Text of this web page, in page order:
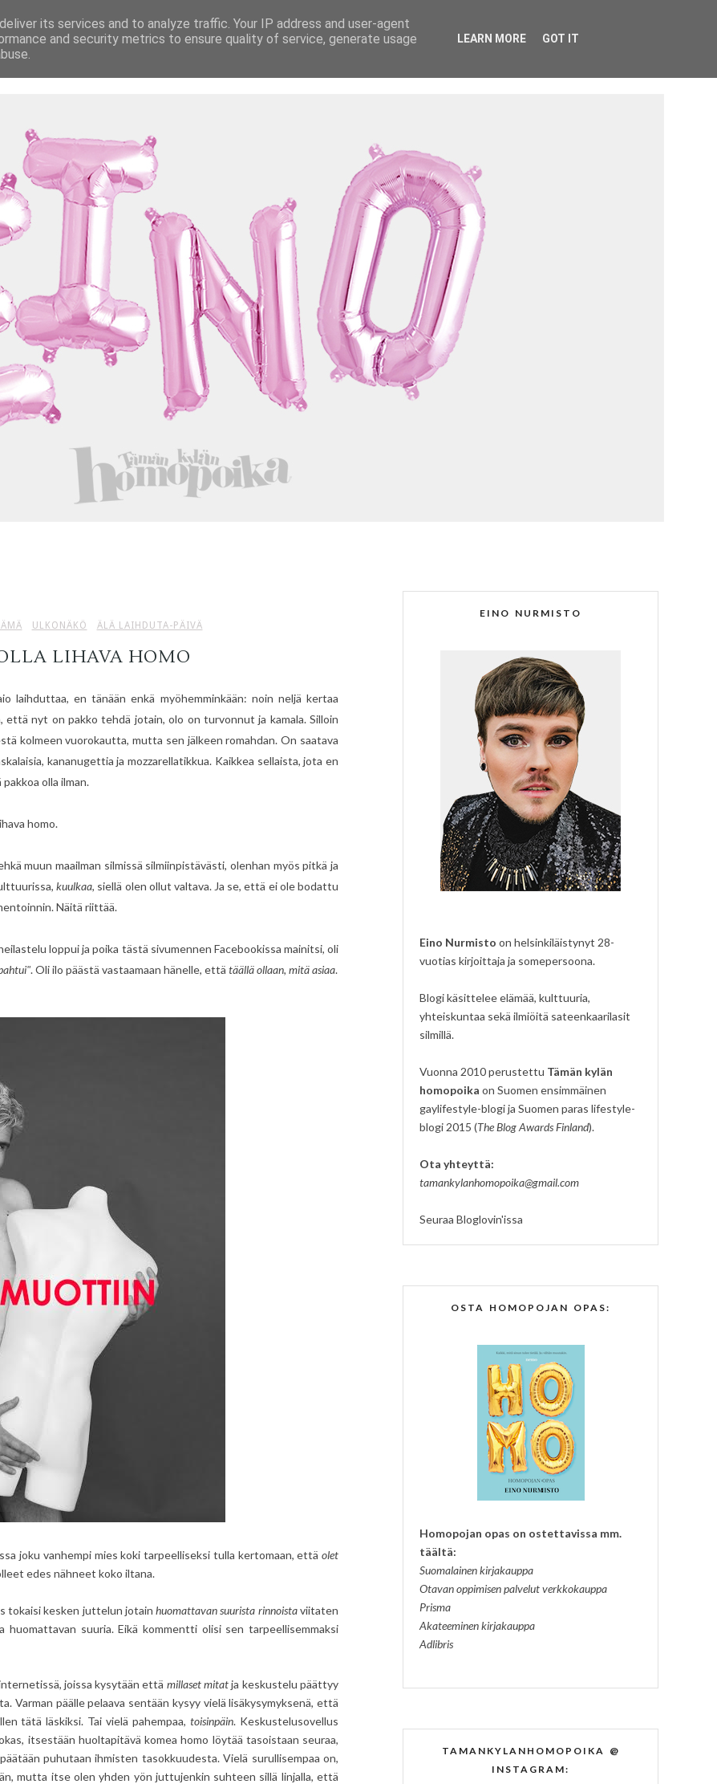
ULKONÄKÖ ÄLÄ LAIHDUTA-PÄIVÄ
LIHAVA HOMO
laihduttaa, en tänään enkä myöhemminkään: noin neljä kertaa
nyt on pakko tehdä jotain, olo on turvonnut ja kamala. Silloin
kolmeen vuorokautta, mutta sen jälkeen romahdan. On saatava
kananugettia ja mozzarellatikkua. Kaikkea sellaista, jota en
olla ilman.
homo.
muun maailman silmissä silmiinpistävästi, olenhan myös pitkä ja
kuulkaa, siellä olen ollut valtava. Ja se, että ei ole bodattu
Näitä riittää.
loppui ja poika tästä sivumennen Facebookissa mainitsi, oli
. Oli ilo päästä vastaamaan hänelle, että täällä ollaan, mitä asiaa.
joku vanhempi mies koki tarpeelliseksi tulla kertomaan, että olet
edes nähneet koko iltana.
tokaisi kesken juttelun jotainhuomattavan suurista rinnoistaviitaten
suuria. Eikä kommentti olisi sen tarpeellisemmaksi
joissa kysytään että millaset mitatja keskustelu päättyy
Varman päälle pelaava sentään kysyy vielä lisäkysymyksenä, että
tätä läskiksi. Tai vielä pahempaa, toisinpäin. Keskustelusovellus
itsestään huoltapitävä komea homo löytää tasoistaan seuraa,
puhutaan ihmisten tasokkuudesta. Vielä surullisempaa on,
mutta itse olen yhden yön juttujenkin suhteen sillä linjalla, että
EINO NURMISTO
Eino Nurmisto on helsinkiläistynyt 28-
vuotias kirjoittaja ja somepersoona.
Blogi käsittelee elämää, kulttuuria,
yhteiskuntaa sekä ilmiöitä sateenkaarilasit
silmillä.
Vuonna 2010 perustettu Tämän kylän
homopoika on Suomen ensimmäinen
gaylifestyle-blogi ja Suomen paras lifestyle-
blogi 2015 (The Blog Awards Finland).
Ota yhteyttä:
tamankylanhomopoika@gmail.com
Seuraa Bloglovin'issa
OSTA HOMOPOJAN OPAS:
Homopojan opas on ostettavissa mm.
täältä:
Suomalainen kirjakauppa
Otavan oppimisen palvelut verkkokauppa
Prisma
Akateeminen kirjakauppa
Adlibris
TAMANKYLANHOMOPOIKA @
INSTAGRAM:
its services and to analyze traffic. Your IP address and user-agent
and security metrics to ensure quality of service, generate usage
LEARN MORE GOT IT